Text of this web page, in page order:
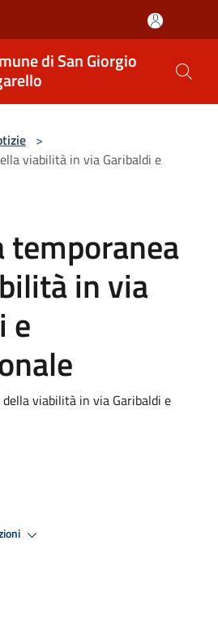
di San Giorgio
>
viabilità in via Garibaldi e
in via
e
viabilità in via Garibaldi e